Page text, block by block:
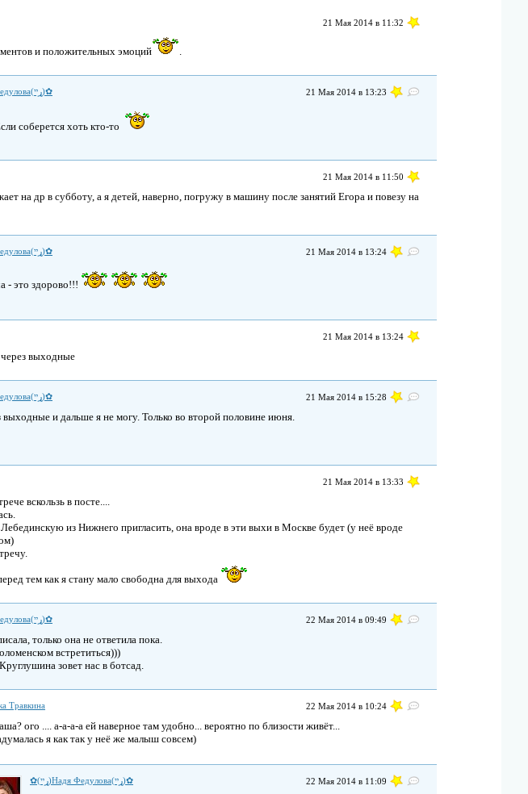
21 Мая 2014 в 11:32
и положительных эмоций .
✿(ړײ)Надя Федулова(ړײ)✿ 21 Мая 2014 в 13:23
соберется хоть кто-то
21 Мая 2014 в 11:50
на др в субботу, а я детей, наверно, погружу в машину после занятий Егора и повезу на
✿(ړײ)Надя Федулова(ړײ)✿ 21 Мая 2014 в 13:24
- это здорово!!!
21 Мая 2014 в 13:24
выходные
✿(ړײ)Надя Федулова(ړײ)✿ 21 Мая 2014 в 15:28
выходные и дальше я не могу. Только во второй половине июня.
21 Мая 2014 в 13:33
вскользь в посте....
из Нижнего пригласить, она вроде в эти выхи в Москве будет (у неё вроде
тем как я стану мало свободна для выхода
✿(ړײ)Надя Федулова(ړײ)✿ 22 Мая 2014 в 09:49
только она не ответила пока.
встретиться)))
зовет нас в ботсад.
Травкина 22 Мая 2014 в 10:24
ого .... а-а-а-а ей наверное там удобно... вероятно по близости живёт...
я как так у неё же малыш совсем)
✿(ړײ)Надя Федулова(ړײ)✿ 22 Мая 2014 в 11:09